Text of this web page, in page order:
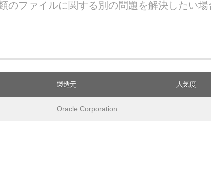
のファイルに関する別の問題を解決したい
製造元 人気度
Oracle Corporation